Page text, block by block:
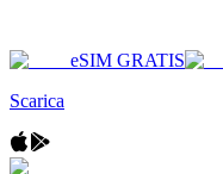
eSIM GRATIS
Scarica